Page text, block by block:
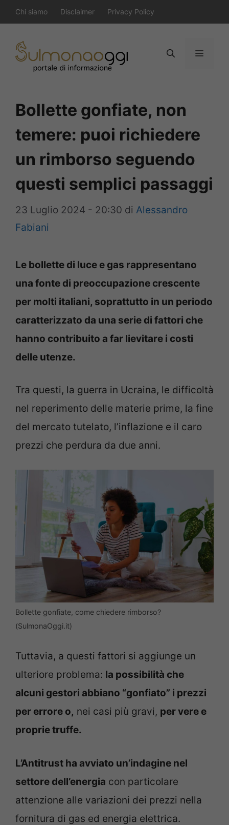
al
contenuto
Chi siamo Disclaimer Privacy Policy
Menu
Bollette gonfiate, non
temere: puoi richiedere
un rimborso seguendo
questi semplici passaggi
23 Luglio 2024 - 20:30 di Alessandro
Fabiani
Le bollette di luce e gas rappresentano
una fonte di preoccupazione crescente
per molti italiani, soprattutto in un periodo
caratterizzato da una serie di fattori che
hanno contribuito a far lievitare i costi
delle utenze.
Tra questi, la guerra in Ucraina, le difficoltà
nel reperimento delle materie prime, la fine
del mercato tutelato, l’inflazione e il caro
prezzi che perdura da due anni.
Bollette gonfiate, come chiedere rimborso?
(SulmonaOggi.it)
Tuttavia, a questi fattori si aggiunge un
ulteriore problema: la possibilità che
alcuni gestori abbiano “gonfiato” i prezzi
per errore o, nei casi più gravi, per vere e
proprie truffe.
L’Antitrust ha avviato un’indagine nel
settore dell’energia con particolare
attenzione alle variazioni dei prezzi nella
fornitura di gas ed energia elettrica.